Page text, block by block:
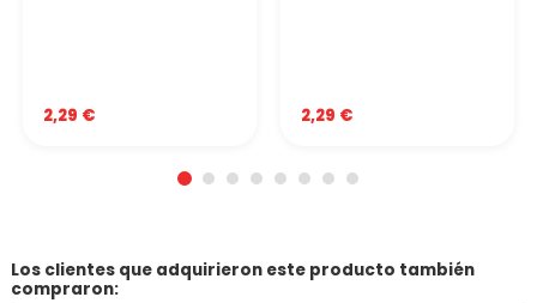
2,29 € 2,29 €
Los clientes que adquirieron este producto también
compraron: